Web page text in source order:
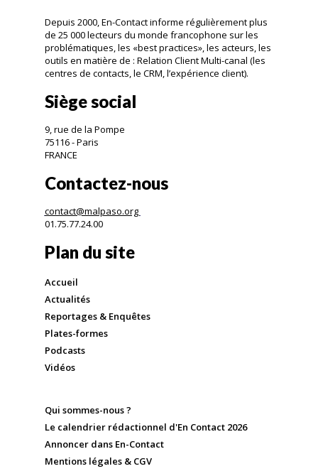
Depuis 2000, En-Contact informe régulièrement plus
de 25 000 lecteurs du monde francophone sur les
problématiques, les «best practices», les acteurs, les
outils en matière de : Relation Client Multi-canal (les
centres de contacts, le CRM, l’expérience client).
Siège social
9, rue de la Pompe
75116 - Paris
FRANCE
Contactez-nous
contact@malpaso.org
01.75.77.24.00
Plan du site
Accueil
Actualités
Reportages & Enquêtes
Plates-formes
Podcasts
Vidéos
Qui sommes-nous ?
Le calendrier rédactionnel d'En Contact 2026
Annoncer dans En-Contact
Mentions légales & CGV